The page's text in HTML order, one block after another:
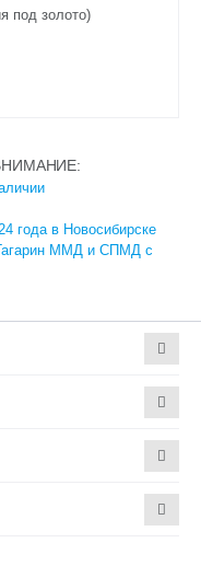
под золото)
года в Новосибирске
ММД и СПМД с